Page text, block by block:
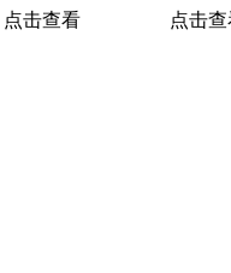
点击查看 点击